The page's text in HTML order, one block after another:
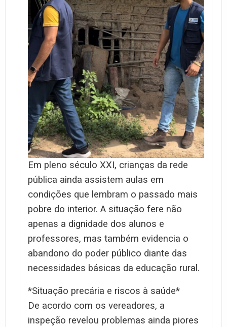
Em pleno século XXI, crianças da rede
pública ainda assistem aulas em
condições que lembram o passado mais
pobre do interior. A situação fere não
apenas a dignidade dos alunos e
professores, mas também evidencia o
abandono do poder público diante das
necessidades básicas da educação rural.
*Situação precária e riscos à saúde*
De acordo com os vereadores, a
inspeção revelou problemas ainda piores